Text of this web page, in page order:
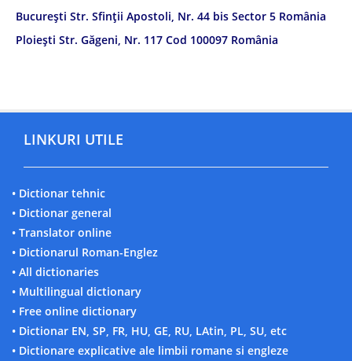
București Str. Sfinții Apostoli, Nr. 44 bis Sector 5 România
Ploiești Str. Găgeni, Nr. 117 Cod 100097 România
LINKURI UTILE
• Dictionar tehnic
• Dictionar general
• Translator online
• Dictionarul Roman-Englez
• All dictionaries
• Multilingual dictionary
• Free online dictionary
• Dictionar EN, SP, FR, HU, GE, RU, LAtin, PL, SU, etc
• Dictionare explicative ale limbii romane si engleze